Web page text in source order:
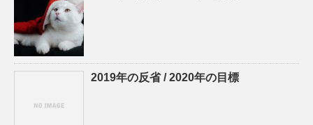
2019年の反省 / 2020年の目標